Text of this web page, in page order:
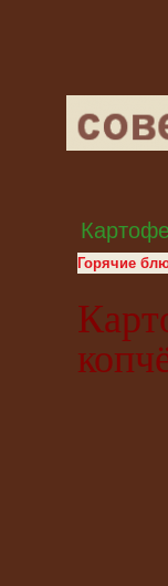
Горячие